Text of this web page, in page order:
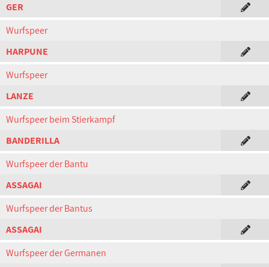
GER
Wurfspeer
HARPUNE
Wurfspeer
LANZE
Wurfspeer beim Stierkampf
BANDERILLA
Wurfspeer der Bantu
ASSAGAI
Wurfspeer der Bantus
ASSAGAI
Wurfspeer der Germanen